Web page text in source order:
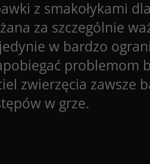
z smakołykami
za szczególnie
w bardzo
problemom
zwierzęcia zawsze
w grze.